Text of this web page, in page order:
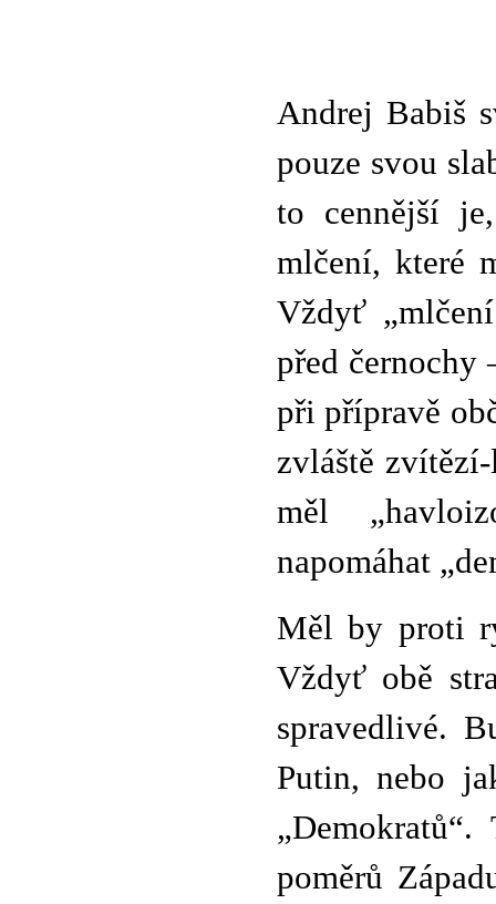
Andrej Babiš
pouze svou
to cennější
mlčení, které
Vždyť
před černochy
při přípravě
zvláště
měl
napomáhat
Měl by proti
Vždyť obě
spravedlivé.
Putin, nebo
poměrů